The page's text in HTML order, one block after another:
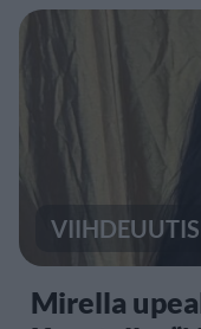
Mirella